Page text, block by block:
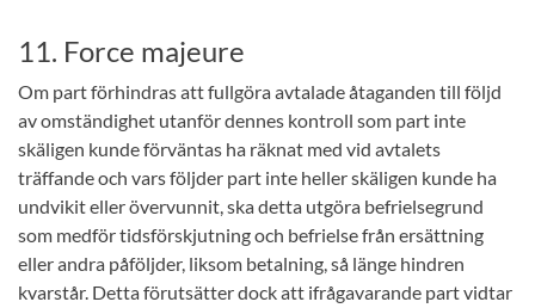
11. Force majeure
Om part förhindras att fullgöra avtalade åtaganden till följd
av omständighet utanför dennes kontroll som part inte
skäligen kunde förväntas ha räknat med vid avtalets
träffande och vars följder part inte heller skäligen kunde ha
undvikit eller övervunnit, ska detta utgöra befrielsegrund
som medför tidsförskjutning och befrielse från ersättning
eller andra påföljder, liksom betalning, så länge hindren
kvarstår. Detta förutsätter dock att ifrågavarande part vidtar